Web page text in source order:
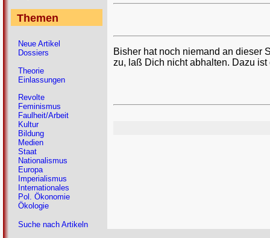
Bisher hat noch niemand an dieser
zu, laß Dich nicht abhalten. Dazu
Themen
Neue Artikel
Dossiers
Theorie
Einlassungen
Revolte
Feminismus
Faulheit/Arbeit
Kultur
Bildung
Medien
Staat
Nationalismus
Europa
Imperialismus
Internationales
Pol. Ökonomie
Ökologie
Suche nach Artikeln